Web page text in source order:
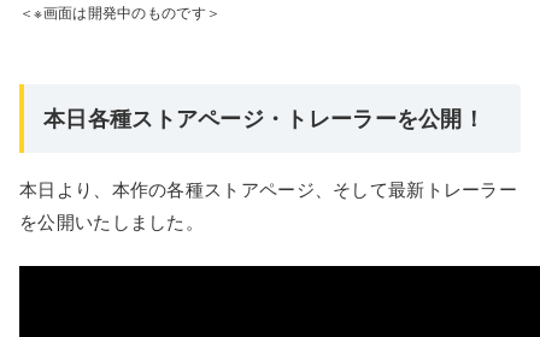
＜※画面は開発中のものです＞
本日各種ストアページ・トレーラーを公開！
本日より、本作の各種ストアページ、そして最新トレーラー
を公開いたしました。